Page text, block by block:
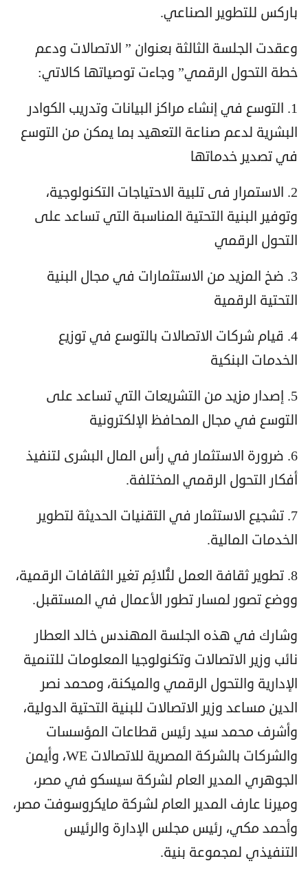
باركس للتطوير الصناعي.
وعقدت الجلسة الثالثة بعنوان ” الاتصالات ودعم
خطة التحول الرقمي” وجاءت توصياتها كالاتي:
1. التوسع في إنشاء مراكز البيانات وتدريب الكوادر
البشرية لدعم صناعة التعهيد بما يمكن من التوسع
في تصدير خدماتها
2. الاستمرار فى تلبية الاحتياجات التكنولوجية،
وتوفير البنية التحتية المناسبة التي تساعد على
التحول الرقمي
3. ضخ المزيد من الاستثمارات في مجال البنية
التحتية الرقمية
4. قيام شركات الاتصالات بالتوسع في توزيع
الخدمات البنكية
5. إصدار مزيد من التشريعات التي تساعد على
التوسع في مجال المحافظ الإلكترونية
6. ضرورة الاستثمار في رأس المال البشرى لتنفيذ
أفكار التحول الرقمي المختلفة.
7. تشجيع الاستثمار في التقنيات الحديثة لتطوير
الخدمات المالية.
8. تطوير ثقافة العمل لتُلائِم تغير الثقافات الرقمية،
ووضع تصور لمسار تطور الأعمال في المستقبل.
وشارك في هذه الجلسة المهندس خالد العطار
نائب وزير الاتصالات وتكنولوجيا المعلومات للتنمية
الإدارية والتحول الرقمي والميكنة، ومحمد نصر
الدين مساعد وزير الاتصالات للبنية التحتية الدولية،
وأشرف محمد سيد رئيس قطاعات المؤسسات
والشركات بالشركة المصرية للاتصالات WE، وأيمن
الجوهري المدير العام لشركة سيسكو في مصر،
وميرنا عارف المدير العام لشركة مايكروسوفت مصر،
وأحمد مكي، رئيس مجلس الإدارة والرئيس
التنفيذي لمجموعة بنية.